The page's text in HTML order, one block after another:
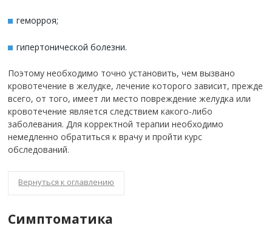
геморроя;
гипертонической болезни.
Поэтому необходимо точно установить, чем вызвано
кровотечение в желудке, лечение которого зависит, прежде
всего, от того, имеет ли место повреждение желудка или
кровотечение является следствием какого-либо
заболевания. Для корректной терапии необходимо
немедленно обратиться к врачу и пройти курс
обследований.
Вернуться к оглавлению
Симптоматика